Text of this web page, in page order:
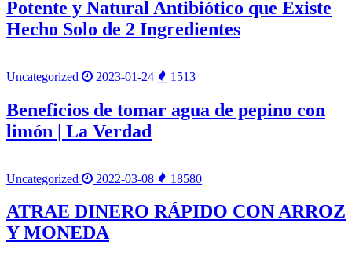
Potente y Natural Antibiótico que Existe
Hecho Solo de 2 Ingredientes
Uncategorized 2023-01-24 1513
Beneficios de tomar agua de pepino con
limón | La Verdad
Uncategorized 2022-03-08 18580
ATRAE DINERO RÁPIDO CON ARROZ
Y MONEDA